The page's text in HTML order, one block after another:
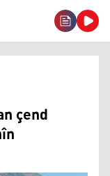
çend